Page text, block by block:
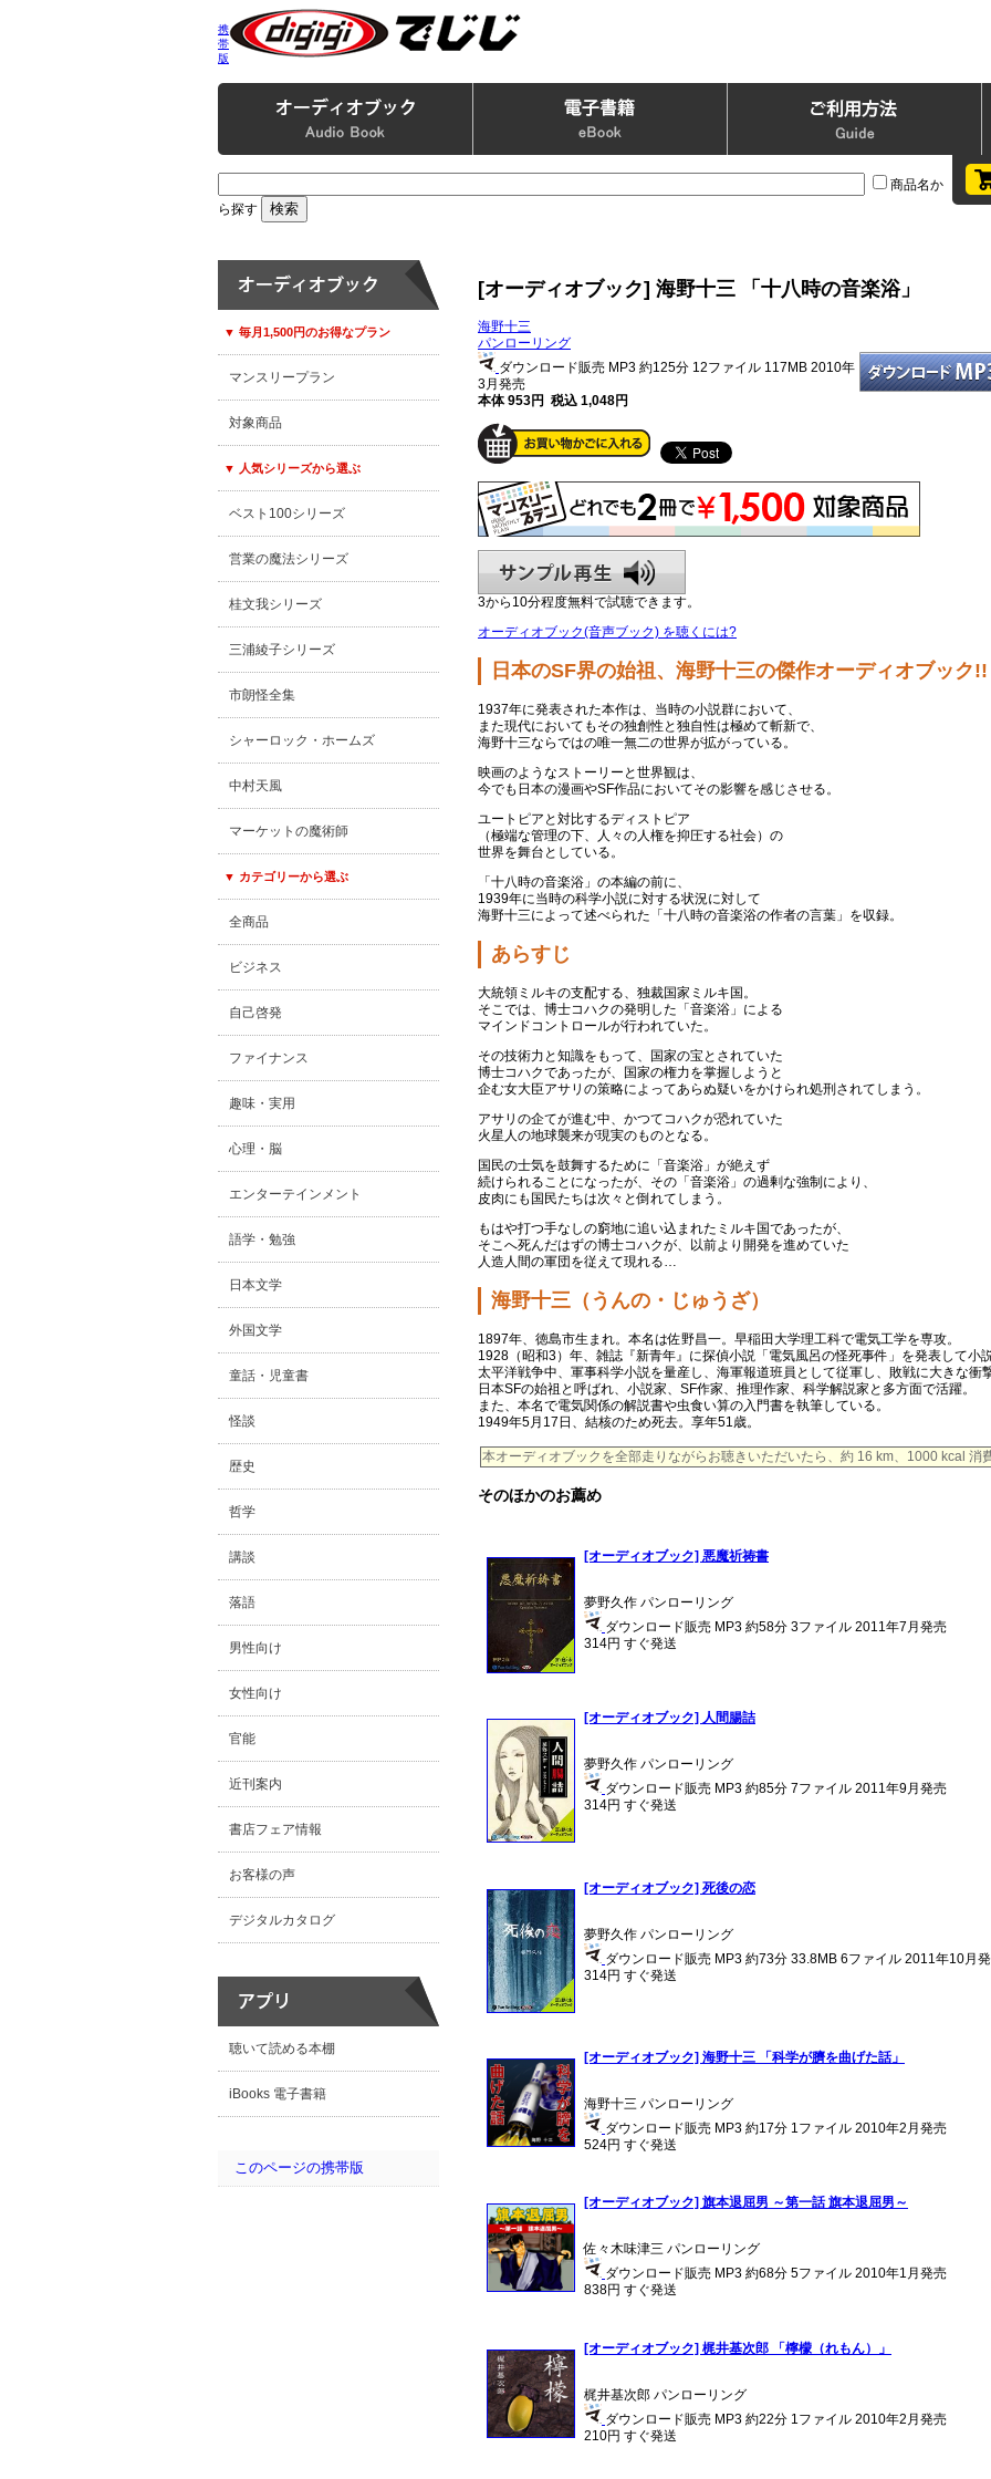
携
帯
版
商品名か
ら探す
▼ 毎月1,500円のお得なプラン
マンスリープラン
対象商品
▼ 人気シリーズから選ぶ
ベスト100シリーズ
営業の魔法シリーズ
桂文我シリーズ
三浦綾子シリーズ
市朗怪全集
シャーロック・ホームズ
中村天風
マーケットの魔術師
▼ カテゴリーから選ぶ
全商品
ビジネス
自己啓発
ファイナンス
趣味・実用
心理・脳
エンターテインメント
語学・勉強
日本文学
外国文学
童話・児童書
怪談
歴史
哲学
講談
落語
男性向け
女性向け
官能
近刊案内
書店フェア情報
お客様の声
デジタルカタログ
聴いて読める本棚
iBooks 電子書籍
このページの携帯版
[オーディオブック] 海野十三 「十八時の音楽浴」
海野十三
パンローリング
ダウンロード販売 MP3 約125分 12ファイル 117MB 2010年
3月発売
本体 953円 税込 1,048円
3から10分程度無料で試聴できます。
オーディオブック(音声ブック) を聴くには?
日本のSF界の始祖、海野十三の傑作オーディオブック!!
1937年に発表された本作は、当時の小説群において、
また現代においてもその独創性と独自性は極めて斬新で、
海野十三ならではの唯一無二の世界が拡がっている。
映画のようなストーリーと世界観は、
今でも日本の漫画やSF作品においてその影響を感じさせる。
ユートピアと対比するディストピア
（極端な管理の下、人々の人権を抑圧する社会）の
世界を舞台としている。
「十八時の音楽浴」の本編の前に、
1939年に当時の科学小説に対する状況に対して
海野十三によって述べられた「十八時の音楽浴の作者の言葉」を収録。
あらすじ
大統領ミルキの支配する、独裁国家ミルキ国。
そこでは、博士コハクの発明した「音楽浴」による
マインドコントロールが行われていた。
その技術力と知識をもって、国家の宝とされていた
博士コハクであったが、国家の権力を掌握しようと
企む女大臣アサリの策略によってあらぬ疑いをかけられ処刑されてしまう。
アサリの企てが進む中、かつてコハクが恐れていた
火星人の地球襲来が現実のものとなる。
国民の士気を鼓舞するために「音楽浴」が絶えず
続けられることになったが、その「音楽浴」の過剰な強制により、
皮肉にも国民たちは次々と倒れてしまう。
もはや打つ手なしの窮地に追い込まれたミルキ国であったが、
そこへ死んだはずの博士コハクが、以前より開発を進めていた
人造人間の軍団を従えて現れる…
海野十三（うんの・じゅうざ）
1897年、徳島市生まれ。本名は佐野昌一。早稲田大学理工科で電気工学を専攻。
1928（昭和3）年、雑誌『新青年』に探偵小説「電気風呂の怪死事件」を発表して小
太平洋戦争中、軍事科学小説を量産し、海軍報道班員として従軍し、敗戦に大きな衝
日本SFの始祖と呼ばれ、小説家、SF作家、推理作家、科学解説家と多方面で活躍。
また、本名で電気関係の解説書や虫食い算の入門書を執筆している。
1949年5月17日、結核のため死去。享年51歳。
本オーディオブックを全部走りながらお聴きいただいたら、約 16 km、1000 kcal 消
そのほかのお薦め
[オーディオブック] 悪魔祈祷書
夢野久作 パンローリング
ダウンロード販売 MP3 約58分 3ファイル 2011年7月発売
314円 すぐ発送
[オーディオブック] 人間腸詰
夢野久作 パンローリング
ダウンロード販売 MP3 約85分 7ファイル 2011年9月発売
314円 すぐ発送
[オーディオブック] 死後の恋
夢野久作 パンローリング
ダウンロード販売 MP3 約73分 33.8MB 6ファイル 2011年10月
314円 すぐ発送
[オーディオブック] 海野十三 「科学が臍を曲げた話」
海野十三 パンローリング
ダウンロード販売 MP3 約17分 1ファイル 2010年2月発売
524円 すぐ発送
[オーディオブック] 旗本退屈男 ～第一話 旗本退屈男～
佐々木味津三 パンローリング
ダウンロード販売 MP3 約68分 5ファイル 2010年1月発売
838円 すぐ発送
[オーディオブック] 梶井基次郎 「檸檬（れもん）」
梶井基次郎 パンローリング
ダウンロード販売 MP3 約22分 1ファイル 2010年2月発売
210円 すぐ発送